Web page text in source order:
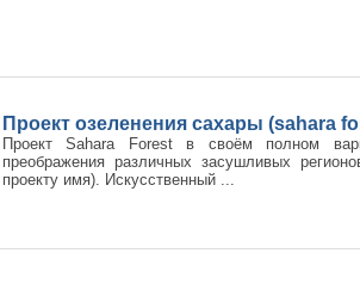
Проект озеленения сахары (sahara
Проект Sahara Forest в своём полном
преображения различных засушливых
проекту имя). Искусственный ...